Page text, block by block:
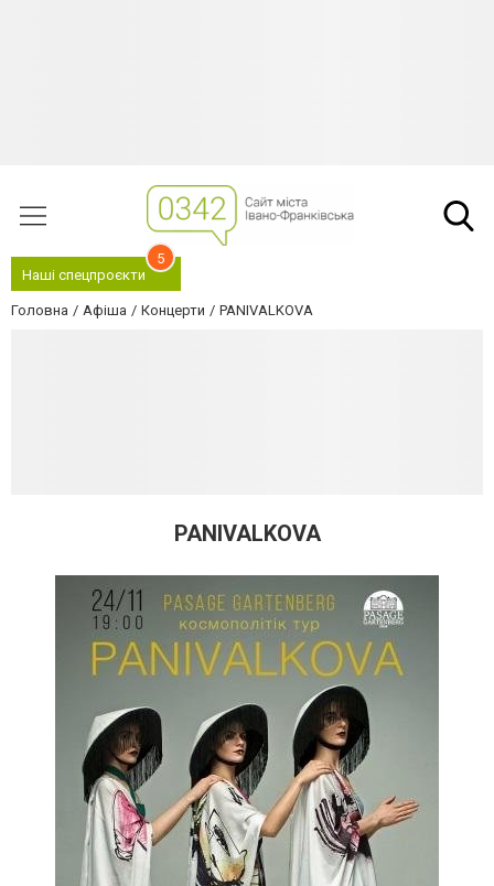
Наші спецпроєкти
5
Головна Афіша Концерти PANIVALKOVA
PANIVALKOVA